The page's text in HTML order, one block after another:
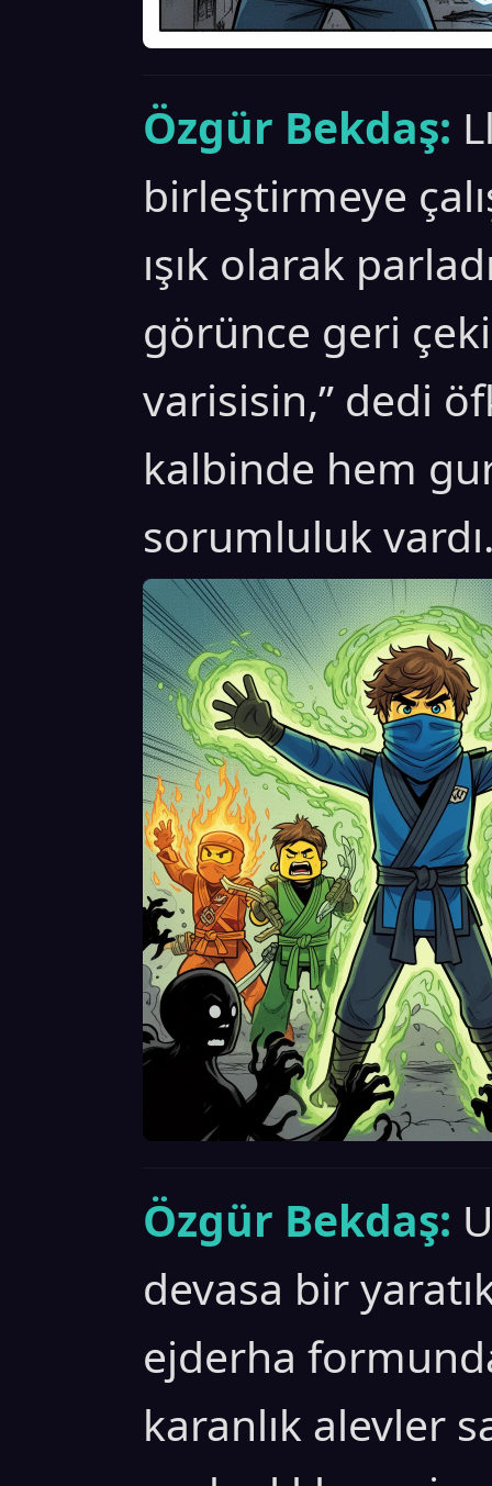
Özgür Bekdaş:
birleştirmeye
ışık olarak
görünce geri
varisisin,” dedi
kalbinde hem
sorumluluk
Özgür Bekdaş:
devasa bir
ejderha
karanlık alevler